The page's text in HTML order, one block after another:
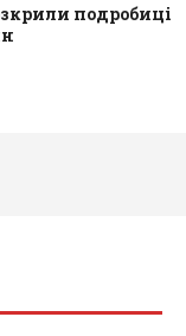
подробиці